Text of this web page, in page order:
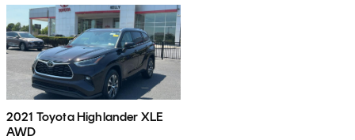
2021 Toyota Highlander XLE
AWD